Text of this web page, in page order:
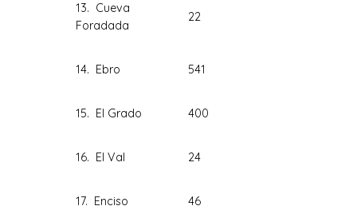
13. Cueva
Foradada
22
14. Ebro 541
15. El Grado 400
16. El Val 24
17. Enciso 46